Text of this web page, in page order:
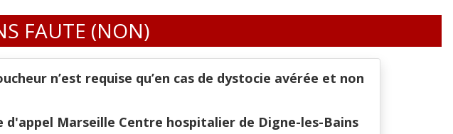
FAUTE (NON)
n’est requise qu’en cas de dystocie avérée et non
Marseille Centre hospitalier de Digne-les-Bains